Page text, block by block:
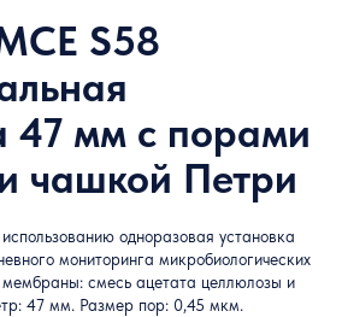
S58
47 мм с порами
чашкой Петри
одноразовая установка
мониторинга микробиологических
смесь ацетата целлюлозы и
47 мм. Размер пор: 0,45 мкм.